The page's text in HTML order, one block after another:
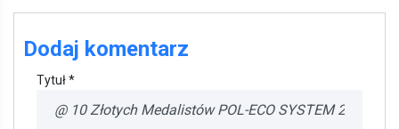
Dodaj komentarz
Tytuł *